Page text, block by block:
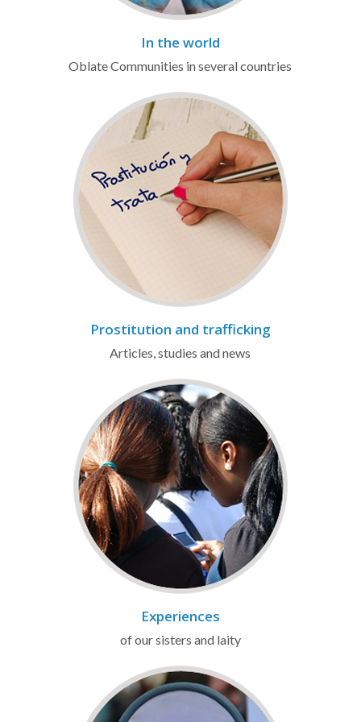
In the world
Oblate Communities in several countries
Prostitution and trafficking
Articles, studies and news
Experiences
of our sisters and laity